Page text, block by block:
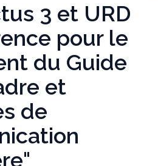
3 et URD
pour le
du Guide
et
de